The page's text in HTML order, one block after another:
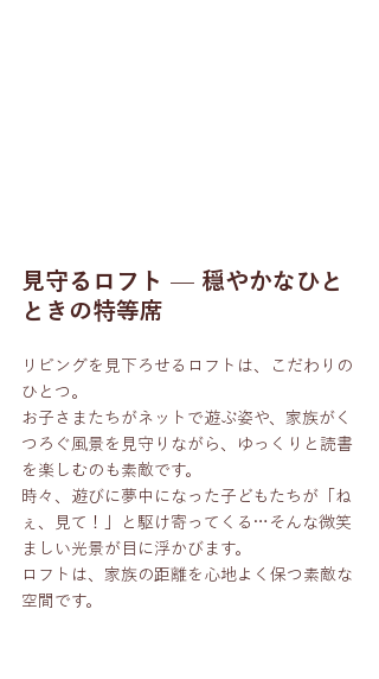
見守るロフト — 穏やかなひと
ときの特等席
リビングを見下ろせるロフトは、こだわりの
ひとつ。
お子さまたちがネットで遊ぶ姿や、家族がく
つろぐ風景を見守りながら、ゆっくりと読書
を楽しむのも素敵です。
時々、遊びに夢中になった子どもたちが「ね
ぇ、見て！」と駆け寄ってくる…そんな微笑
ましい光景が目に浮かびます。
ロフトは、家族の距離を心地よく保つ素敵な
空間です。